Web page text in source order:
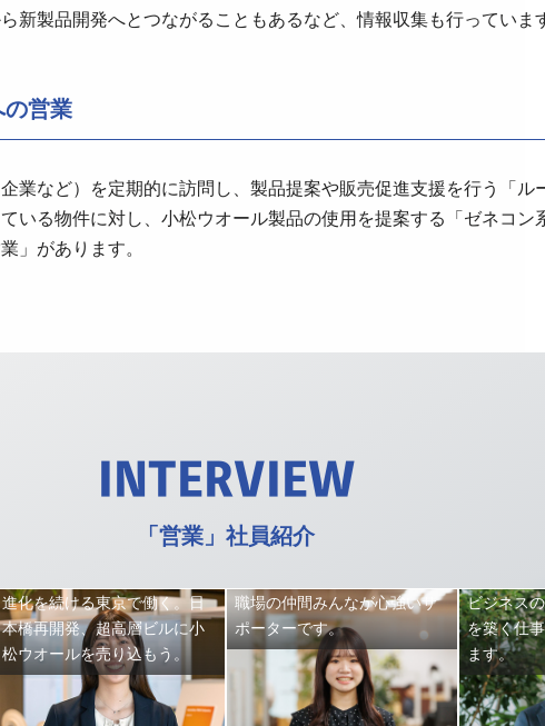
新製品開発へとつながることもあるなど、情報収集も行っていま
の営業
業など）を定期的に訪問し、製品提案や販売促進支援を行う「ル
いる物件に対し、小松ウオール製品の使用を提案する「ゼネコン
」があります。
INTERVIEW
「営業」社員紹介
進化を続ける東京で働く。日
本橋再開発、超高層ビルに小
松ウオールを売り込もう。
職場の仲間みんなが心強いサ
ポーターです。
ビジネス
を築く仕
ます。